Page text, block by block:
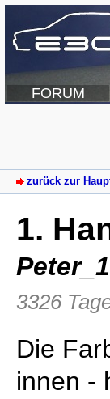
FORUM
zurück zur
1.
3326
Die
innen -